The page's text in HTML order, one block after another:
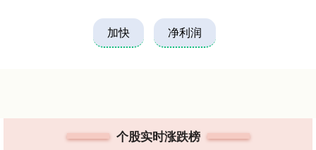
加快 净利润
个股实时涨跌榜